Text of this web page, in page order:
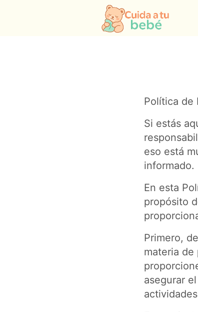
Política de
Si estás
eso está
informado.
En esta
propósito
Primero,
materia de
asegurar